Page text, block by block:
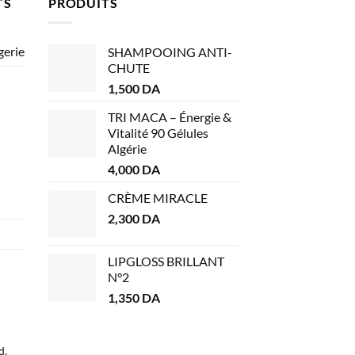
PRODUITS
SHAMPOOING ANTI-
CHUTE
1,500 DA
TRI MACA – Énergie &
Vitalité 90 Gélules
Algérie
4,000 DA
CRÈME MIRACLE
2,300 DA
LIPGLOSS BRILLANT
N°2
1,350 DA